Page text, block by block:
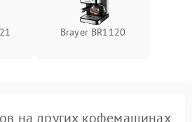
Brayer BR1120
на других кофемашинах